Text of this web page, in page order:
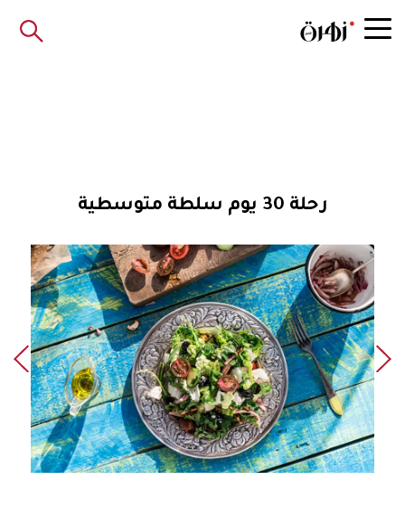
رحلة 30 يوم سلطة متوسطية